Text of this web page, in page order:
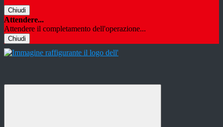
Chiudi
Attendere...
Attendere il completamento dell'operazione...
Chiudi